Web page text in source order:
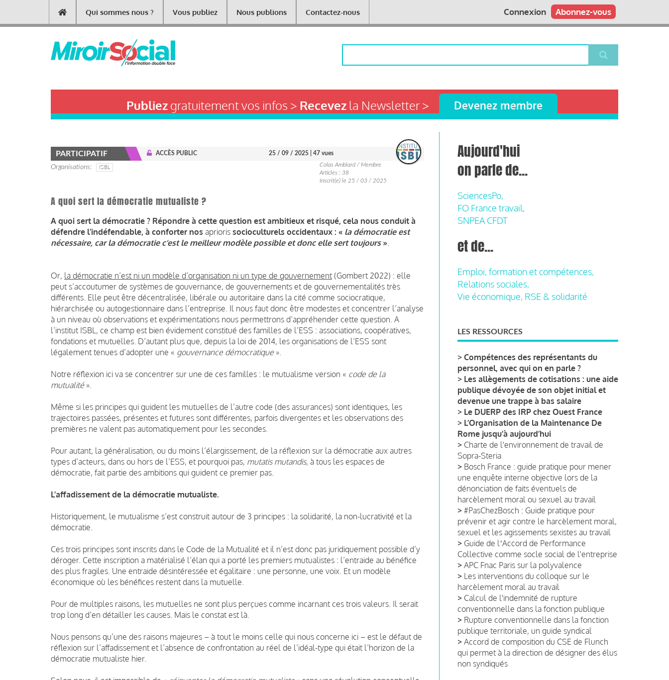
contenu
Main
navigation
Qui sommes nous ? Vous publiez Nous publions Contactez-nous Abonnez-vous
Connexion
Publiezgratuitement vos infos > Recevezla Newsletter > Devenez membre
PARTICIPATIF ACCÈS PUBLIC 25 / 09 / 2025 | 47 vues
Organisations ISBL
Colas Amblard / Membre
Articles : 38
Inscrit(e) le 25 / 03 / 2025
A quoi sert la démocratie mutualiste ?
A quoi sert la démocratie ? Répondre à cette question est ambitieux et risqué, cela nous conduit à
défendre l’indéfendable, à conforter nos aprioris socioculturels occidentaux : « la démocratie est
nécessaire, car la démocratie c’est le meilleur modèle possible et donc elle sert toujours»
Or, la démocratie n’est ni un modèle d’organisation ni un type de gouvernement (Gombert 2022) : elle
peut s’accoutumer de systèmes de gouvernance, de gouvernements et de gouvernementalités très
différents. Elle peut être décentralisée, libérale ou autoritaire dans la cité comme sociocratique,
hiérarchisée ou autogestionnaire dans l’entreprise. Il nous faut donc être modestes et concentrer l’analyse
à un niveau où observations et expérimentations nous permettrons d’appréhender cette question. A
l’institut ISBL, ce champ est bien évidement constitué des familles de l’ESS : associations, coopératives,
fondations et mutuelles. D’autant plus que, depuis la loi de 2014, les organisations de l’ESS sont
légalement tenues d’adopter une « gouvernance démocratique ».
Notre réflexion ici va se concentrer sur une de ces familles : le mutualisme version « code de la
mutualité».
Même si les principes qui guident les mutuelles de l’autre code (des assurances) sont identiques, les
trajectoires passées, présentes et futures sont différentes, parfois divergentes et les observations des
premières ne valent pas automatiquement pour les secondes.
Pour autant, la généralisation, ou du moins l’élargissement, de la réflexion sur la démocratie aux autres
types d’acteurs, dans ou hors de l’ESS, et pourquoi pas, mutatis mutandis, à tous les espaces de
démocratie, fait partie des ambitions qui guident ce premier pas.
L’affadissement de la démocratie mutualiste.
Historiquement, le mutualisme s’est construit autour de 3 principes : la solidarité, la non-lucrativité et la
démocratie.
Ces trois principes sont inscrits dans le Code de la Mutualité et il n’est donc pas juridiquement possible d’y
déroger. Cette inscription a matérialisé l’élan qui a porté les premiers mutualistes : l’entraide au bénéfice
des plus fragiles. Une entraide désintéressée et égalitaire : une personne, une voix. Et un modèle
économique où les bénéfices restent dans la mutuelle.
Pour de multiples raisons, les mutuelles ne sont plus perçues comme incarnant ces trois valeurs. Il serait
trop long d’en détailler les causes. Mais le constat est là.
Nous pensons qu’une des raisons majeures – à tout le moins celle qui nous concerne ici – est le défaut de
réflexion sur l’affadissement et l’absence de confrontation au réel de l’idéal-type qui était l’horizon de la
démocratie mutualiste hier.
Aujourd'hui
on parle de...
SciencesPo,
FO France travail,
SNPEA CFDT
et de...
Emploi, formation et compétences,
Relations sociales,
Vie économique, RSE & solidarité
LES RESSOURCES
> Compétences des représentants du
personnel, avec qui on en parle ?
> Les allègements de cotisations : une aide
publique dévoyée de son objet initial et
devenue une trappe à bas salaire
> Le DUERP des IRP chez Ouest France
> L’Organisation de la Maintenance De
Rome jusqu’à aujourd’hui
> Charte de l'environnement de travail de
Sopra-Steria
> Bosch France : guide pratique pour mener
une enquête interne objective lors de la
dénonciation de faits éventuels de
harcèlement moral ou sexuel au travail
> #PasChezBosch : Guide pratique pour
prévenir et agir contre le harcèlement moral,
sexuel et les agissements sexistes au travail
> Guide de lʼAccord de Performance
Collective comme socle social de l'entreprise
> APC Fnac Paris sur la polyvalence
> Les interventions du colloque sur le
harcèlement moral au travail
> Calcul de l'indemnité de rupture
conventionnelle dans la fonction publique
> Rupture conventionnelle dans la fonction
publique territoriale, un guide syndical
> Accord de composition du CSE de Flunch
qui permet à la direction de désigner des élus
non syndiqués